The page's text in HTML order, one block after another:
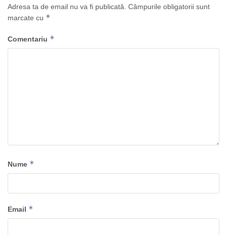
Adresa ta de email nu va fi publicată. Câmpurile obligatorii sunt
marcate cu *
Comentariu *
Nume *
Email *